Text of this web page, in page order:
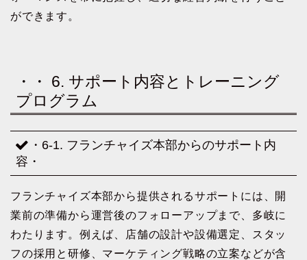
ができます。
・・ 6. サポート内容とトレーニング
プログラム
・6-1. フランチャイズ本部からのサポート内
容・
フランチャイズ本部から提供されるサポートには、開
業前の準備から運営後のフォローアップまで、多岐に
わたります。例えば、店舗の設計や設備選定、スタッ
フの採用と研修、マーケティング戦略の立案などが含